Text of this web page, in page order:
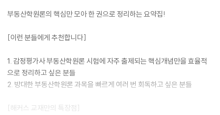
47 부동산 유효활용방식
49 부동산마케팅
51 공인중개사법 중요부분 발췌
52 부동산권리분석
53 부동산신탁
PART 08 부동산 감정평가론
부동산학원론의 핵심만 모아 한 권으로 정리하는 요약집!
[이런 분들에게 추천합니다]
1. 감정평가사 부동산학원론 시험에 자주 출제되는 핵심개념만을 효율적
으로 정리하고 싶은 분들
2. 방대한 부동산학원론 과목을 빠르게 여러 번 회독하고 싶은 분들
[해커스 교재만의 특장점]